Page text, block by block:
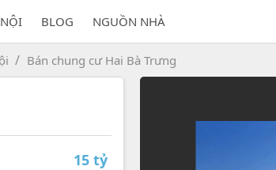
BLOG NGUỒN NHÀ
Bán chung cư Hai Bà Trưng
15 tỷ